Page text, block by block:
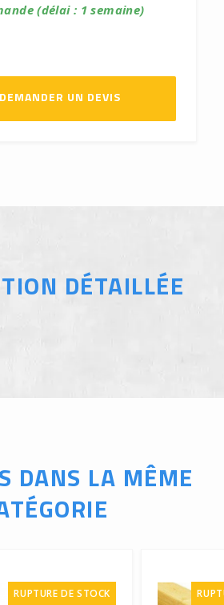
(délai : 1 semaine)
DEMANDER UN DEVIS
DÉTAILLÉE
DANS LA MÊME
RUPTURE DE STOCK